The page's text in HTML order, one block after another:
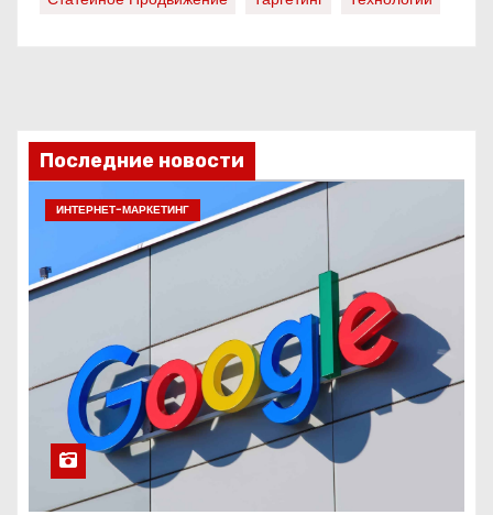
Последние новости
ИНТЕРНЕТ-МАРКЕТИНГ